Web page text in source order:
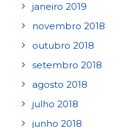
janeiro 2019
novembro 2018
outubro 2018
setembro 2018
agosto 2018
julho 2018
junho 2018